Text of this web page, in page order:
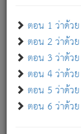
ตอน 1 ว่าด้ว
ตอน 2 ว่าด้ว
ตอน 3 ว่าด้ว
ตอน 4 ว่าด้ว
ตอน 5 ว่าด้ว
ตอน 6 ว่าด้วย
เขาเพลิดเพ
เขากลัวต่อสิ่งใ
พรหมจรรย์
ภพ.
สมณะหรือพ
มีได้เพราะภพ
มิใช่ผู้หลดพ้นจ